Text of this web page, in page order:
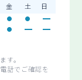
金 土
日
す。
話でご確認を